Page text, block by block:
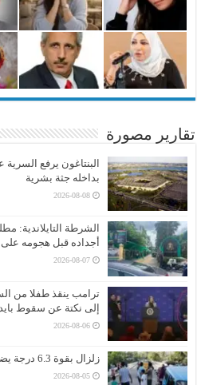
تقارير مصورة
البنتاغون يرفع
بداخله جثة بشرية
2026-08-08
الشرطة التايلاندية:
أجداده قبل هجومه على
2026-08-07
ترامب ينقذ طفلا من
إلى نكتة عن سقوط
2026-08-06
زلزال بقوة 6.3 درجة يضرب جنوب الفلبين (فيديو)
2026-08-05